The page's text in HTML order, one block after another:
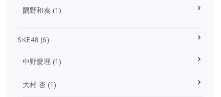
隅野和奏 (1)
SKE48 (6)
中野愛理 (1)
大村 杏(1)